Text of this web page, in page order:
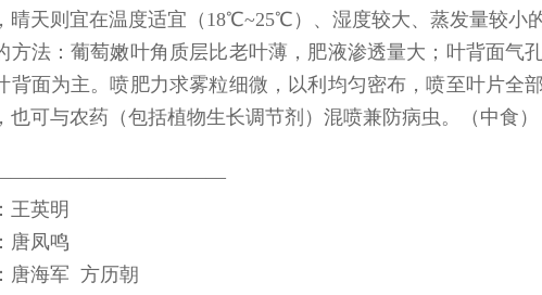
晴天则宜在温度适宜（18℃~25℃）、湿度较大、蒸发量较小
方法：葡萄嫩叶角质层比老叶薄，肥液渗透量大；叶背面气
背面为主。喷肥力求雾粒细微，以利均匀密布，喷至叶片全
也可与农药（包括植物生长调节剂）混喷兼防病虫。（中食）
王英明
唐凤鸣
唐海军 方历朝